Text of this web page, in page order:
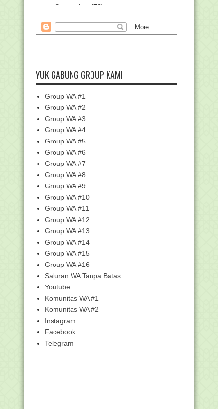
September
(78)
Ini Alasan Kemenag Gelar KSM
Viral Foto Kebaktian di Halaman Masjid,
Menag: Ini...
Siswa MTsN 1 Gorontalo Ciptakan Alat
Belah Durian
Surat Pemberitahuan Serta Juknis
Bantuan Pemberday...
Surat Pengantar Pemutakhiran EMIS
Semester Ganjil ...
Tanggal Merah di Kalender Hari Libur
Nasional Tahu...
Dua Siswa MAN Demak Ikuti Final
Olimpiade Matemati...
Penetapan Calon Peserta Pendidikan
Profesi Guru Da...
KOMPETISI PENULISAN BUKU PAI
DAN BAHASA ARAB MADRASAH
Cerita Ganjil KKN di Desa Penari Viral di
Medsos, ...
Siswa MAN 1 Bukittinggi Jadi Delegasi
Ayimun PBB
Juara ICTO Di China, Siswa MAN 4
Bantul Harumkan N...
Ternyata EMIS pun Suka Bercanda
Pemerintah Mulai Bahas Hari Libur
Nasional dan Cut...
Malaysia 120 Tahun, Singapura 34
YUK GABUNG GROUP KAMI
Group WA #1
Group WA #2
Group WA #3
Group WA #4
Group WA #5
Group WA #6
Group WA #7
Group WA #8
Group WA #9
Group WA #10
Group WA #11
Group WA #12
Group WA #13
Group WA #14
Group WA #15
Group WA #16
Saluran WA Tanpa Batas
Youtube
Komunitas WA #1
Komunitas WA #2
Instagram
Facebook
Telegram